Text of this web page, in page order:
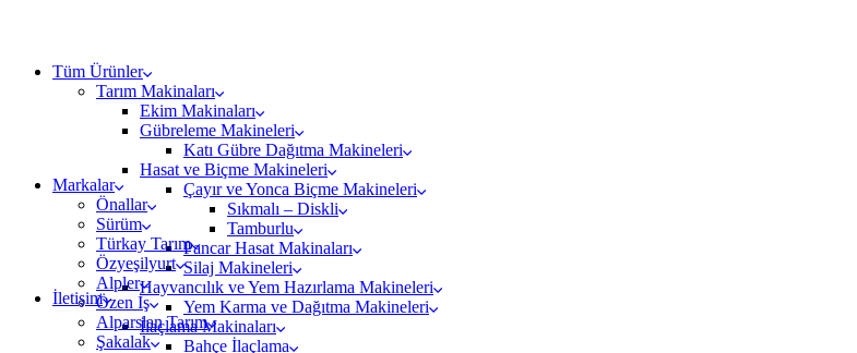
Tüm Ürünler
Tarım Makinaları
Ekim Makinaları
Gübreleme Makineleri
Katı Gübre Dağıtma Makineleri
Hasat ve Biçme Makineleri
Çayır ve Yonca Biçme Makineleri
Sıkmalı – Diskli
Tamburlu
Pancar Hasat Makinaları
Silaj Makineleri
Hayvancılık ve Yem Hazırlama Makineleri
Yem Karma ve Dağıtma Makineleri
İlaçlama Makinaları
Bahçe İlaçlama
Markalar
Önallar
Sürüm
Türkay Tarım
Özyeşilyurt
Alpler
Özen İş
Alparslan Tarım
Şakalak
İletişim